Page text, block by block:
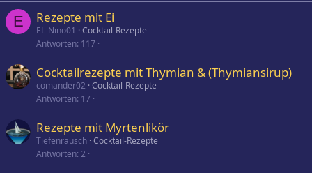
E Rezepte mit Ei
EL-Nino01
Cocktail-Rezepte
Antworten 117
Cocktailrezepte mit Thymian & (Thymiansirup)
comander02 Cocktail-Rezepte
Antworten 17
Rezepte mit Myrtenlikör
Tiefenrausch Cocktail-Rezepte
Antworten 2